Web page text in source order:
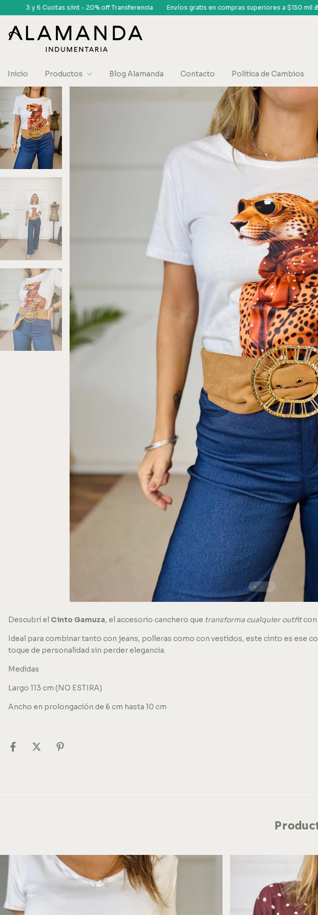
20% off Transferencia Envíos gratis en compras superiores a $150 mil 🎁 3 y 6 Cuotas s/int -
Inicio Productos Blog Alamanda Contacto Política de Cambios
Descubrí el Cinto Gamuza, el accesorio canchero que transforma cualquier outfitcon
Ideal para combinar tanto con jeans, polleras como con vestidos, este cinto es ese
toque de personalidad sin perder elegancia.
Medidas
Largo 113 cm (NO ESTIRA)
Ancho en prolongación de 6 cm hasta 10 cm